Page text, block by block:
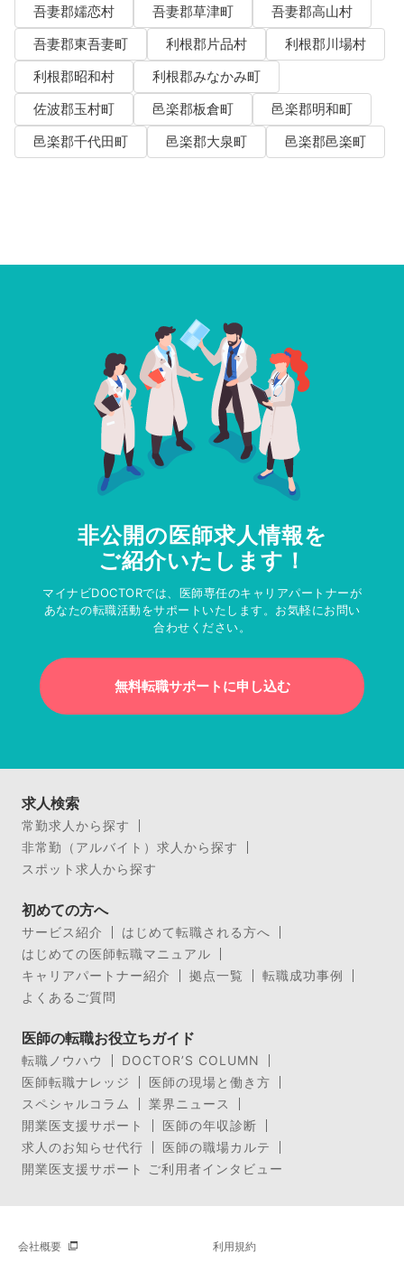
吾妻郡嬬恋村
吾妻郡草津町
吾妻郡高山村
吾妻郡東吾妻町
利根郡片品村
利根郡川場村
利根郡昭和村
利根郡みなかみ町
佐波郡玉村町
邑楽郡板倉町
邑楽郡明和町
邑楽郡千代田町
邑楽郡大泉町 邑楽郡邑楽町
非公開の医師求人情報を
ご紹介いたします！
マイナビDOCTORでは、医師専任のキャリアパートナーが
あなたの転職活動をサポートいたします。お気軽にお問い
合わせください。
無料転職サポートに申し込む
求人検索
常勤求人から探す
非常勤（アルバイト）求人から探す
スポット求人から探す
初めての方へ
サービス紹介
はじめて転職される方へ
はじめての医師転職マニュアル
キャリアパートナー紹介
拠点一覧
転職成功事例
よくあるご質問
医師の転職お役立ちガイド
転職ノウハウ
DOCTOR’S COLUMN
医師転職ナレッジ
医師の現場と働き方
スペシャルコラム
業界ニュース
開業医支援サポート
医師の年収診断
求人のお知らせ代行
医師の職場カルテ
開業医支援サポート ご利用者インタビュー
会社概要 利用規約